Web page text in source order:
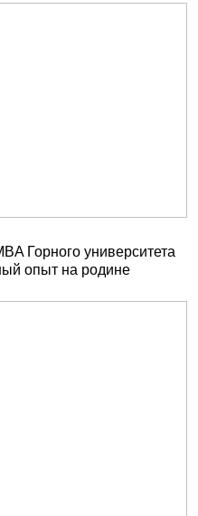
Горного университета
опыт на родине